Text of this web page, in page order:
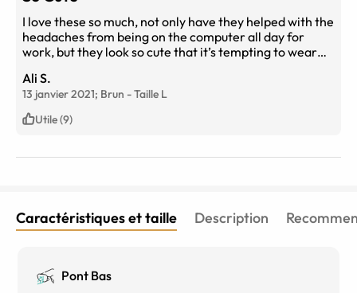
I love these so much, not only have they helped with the
headaches from being on the computer all day for
work, but they look so cute that it’s tempting to wear
Ali S.
13 janvier 2021; Brun -Taille L
Utile (9)
Caractéristiques et taille Description
Pont Bas